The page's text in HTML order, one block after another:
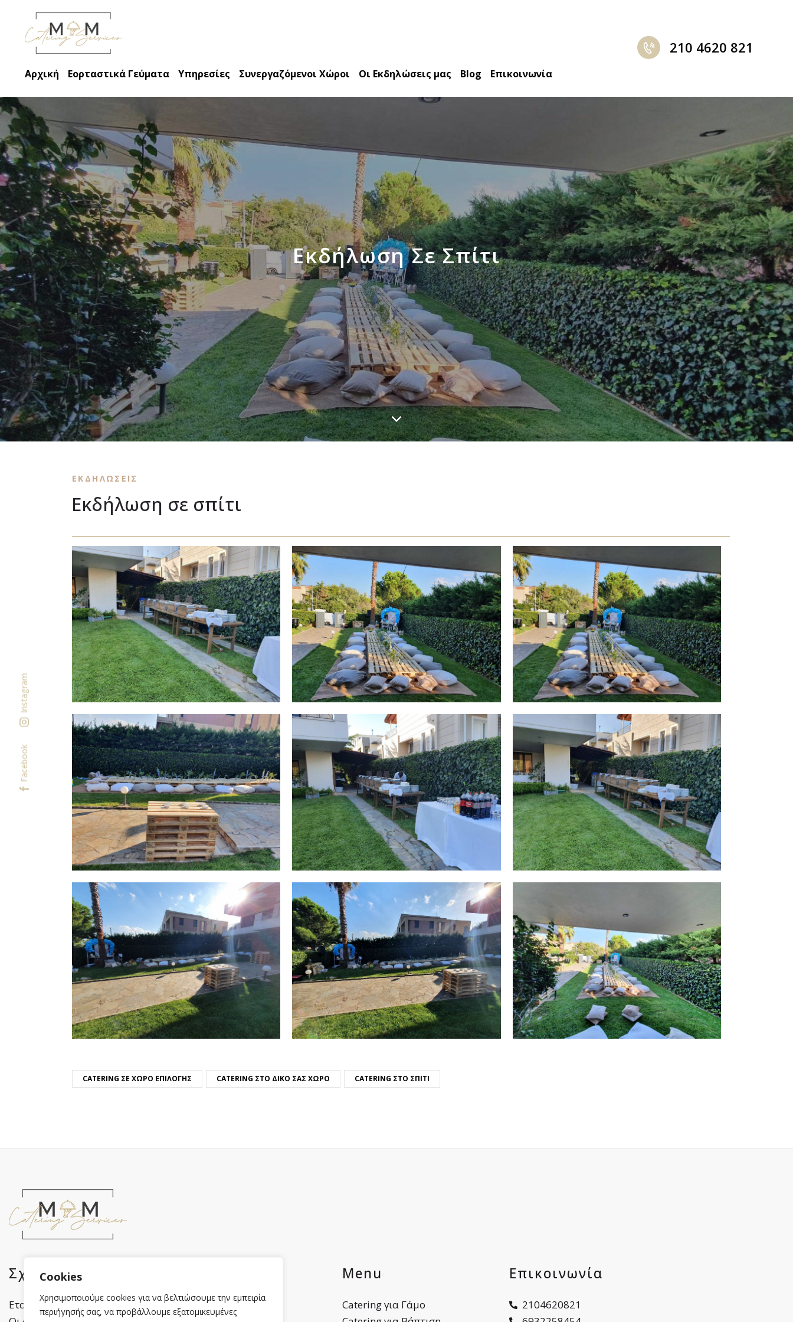
Cookies
Χρησιμοποιούμε cookies για να βελτιώσουμε την εμπειρία
περιήγησής σας, να προβάλλουμε εξατομικευμένες
Αρχική Εορταστικά Γεύματα Υπηρεσίες Συνεργαζόμενοι Χώροι Οι Εκδηλώσεις μας Blog Επικοινωνία
210 4620 821
Εκδήλωση Σε Σπίτι
ΕΚΔΗΛΩΣΕΙΣ
Εκδήλωση σε σπίτι
CATERING ΣΕ ΧΏΡΟ ΕΠΙΛΟΓΉΣ CATERING ΣΤΟ ΔΙΚΌ ΣΑΣ ΧΏΡΟ CATERING ΣΤΟ ΣΠΊΤΙ
Σχετικά με εμάς
Εταιρικό προφίλ
Πολιτική Απορρήτου
Menu
Catering για Γάμο
Επικοινωνία
2104620821
Facebook
Instagram